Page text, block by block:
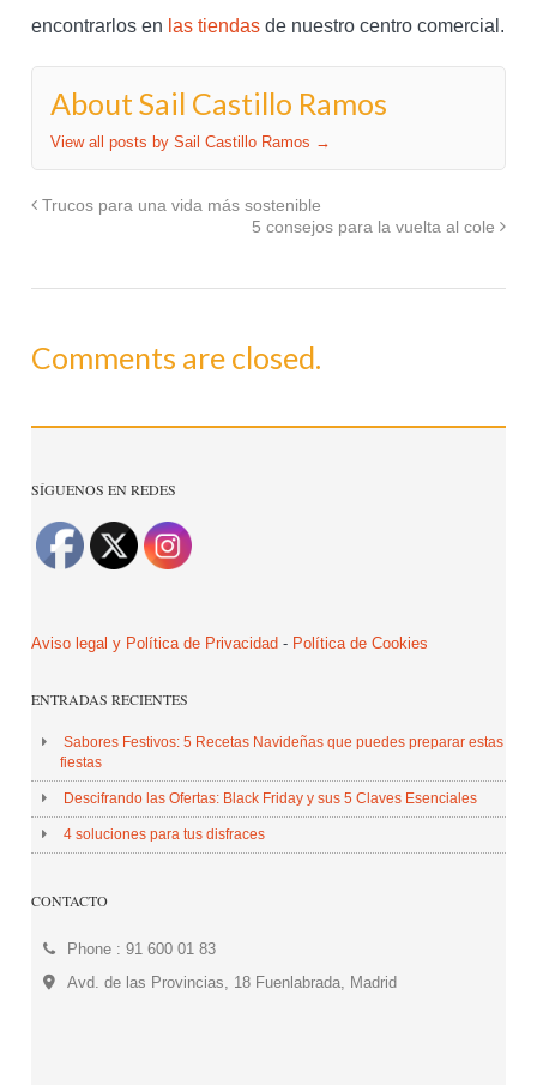
encontrarlos en las tiendasde nuestro centro comercial.
About Sail Castillo Ramos
View all posts by Sail Castillo Ramos →
Trucos para una vida más sostenible
5 consejos para la vuelta al cole
Comments are closed.
SÍGUENOS EN REDES
Aviso legal y Política de Privacidad - Política de Cookies
ENTRADAS RECIENTES
Sabores Festivos: 5 Recetas Navideñas que puedes preparar estas
fiestas
Descifrando las Ofertas: Black Friday y sus 5 Claves Esenciales
4 soluciones para tus disfraces
CONTACTO
Phone : 91 600 01 83
Avd. de las Provincias, 18 Fuenlabrada, Madrid